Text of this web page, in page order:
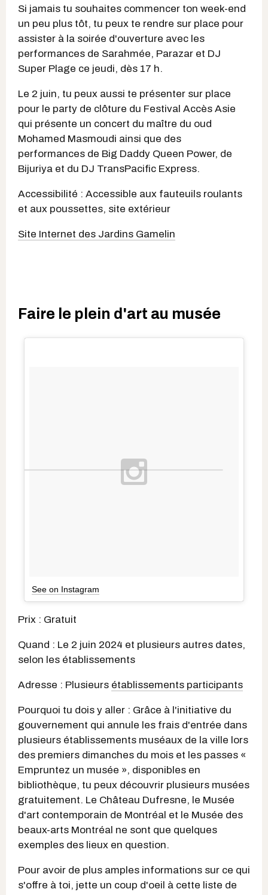
Si jamais tu souhaites commencer ton week-end
un peu plus tôt, tu peux te rendre sur place pour
assister à la soirée d'ouverture avec les
performances de Sarahmée, Parazar et DJ
Super Plage ce jeudi, dès 17 h.
Le 2 juin, tu peux aussi te présenter sur place
pour le party de clôture du Festival Accès Asie
qui présente un concert du maître du oud
Mohamed Masmoudi ainsi que des
performances de Big Daddy Queen Power, de
Bijuriya et du DJ TransPacific Express.
Accessibilité : Accessible aux fauteuils roulants
et aux poussettes, site extérieur
Site Internet des Jardins Gamelin
Faire le plein d'art au musée
See on Instagram
Prix : Gratuit
Quand : Le 2 juin 2024 et plusieurs autres dates,
selon les établissements
Adresse : Plusieurs établissements participants
Pourquoi tu dois y aller : Grâce à l'initiative du
gouvernement qui annule les frais d'entrée dans
plusieurs établissements muséaux de la ville lors
des premiers dimanches du mois et les passes «
Empruntez un musée », disponibles en
bibliothèque, tu peux découvrir plusieurs musées
gratuitement. Le Château Dufresne, le Musée
d'art contemporain de Montréal et le Musée des
beaux-arts Montréal ne sont que quelques
exemples des lieux en question.
Pour avoir de plus amples informations sur ce qui
s'offre à toi, jette un coup d'oeil à cette liste de